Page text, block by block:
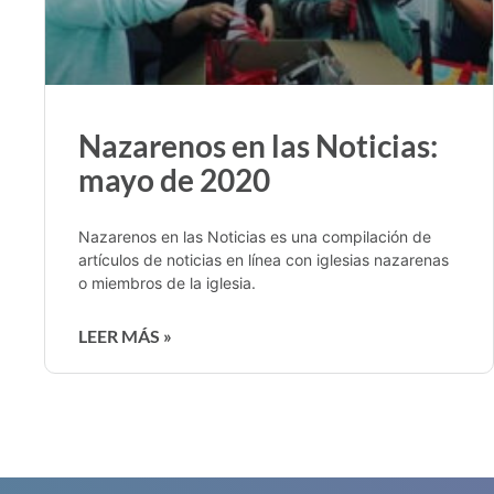
Nazarenos en las Noticias:
mayo de 2020
Nazarenos en las Noticias es una compilación de
artículos de noticias en línea con iglesias nazarenas
o miembros de la iglesia.
LEER MÁS »